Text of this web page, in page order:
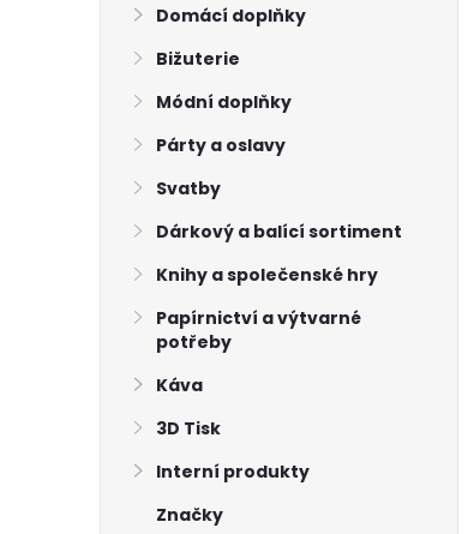
Domácí doplňky
Bižuterie
Módní doplňky
Párty a oslavy
Svatby
Dárkový a balící sortiment
Knihy a společenské hry
Papírnictví a výtvarné
potřeby
Káva
3D Tisk
Interní produkty
Značky